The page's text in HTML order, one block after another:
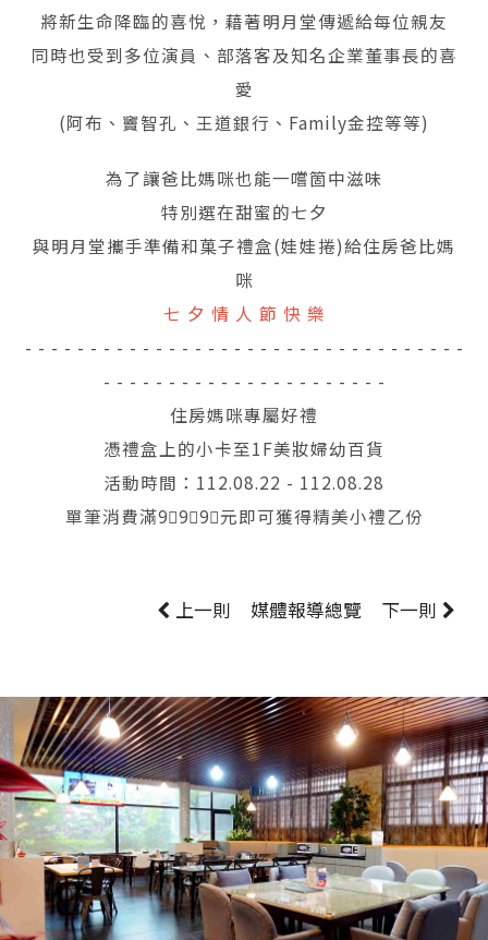
將新生命降臨的喜悅，藉著明月堂傳遞給每位親友
同時也受到多位演員、部落客及知名企業董事長的喜
愛
(阿布、竇智孔、王道銀行、Family金控等等)
為了讓爸比媽咪也能一嚐箇中滋味
特別選在甜蜜的七夕
與明月堂攜手準備和菓子禮盒(娃娃捲)給住房爸比媽
咪
七 夕 情 人 節 快 樂
- - - - - - - - - - - - - - - - - - - - - - - - - - - - - - - - - -
- - - - - - - - - - - - - - - - - - - - - -
住房媽咪專屬好禮
憑禮盒上的小卡至1F美妝婦幼百貨
活動時間：112.08.22 - 112.08.28
單筆消費滿9⃣9⃣9⃣元即可獲得精美小禮乙份
上一則 媒體報導總覽 下一則